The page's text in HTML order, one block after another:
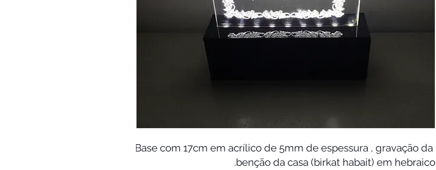
Base com 17cm em acrílico de 5mm de espessura , gravação da
benção da casa (birkat habait) em hebraico.